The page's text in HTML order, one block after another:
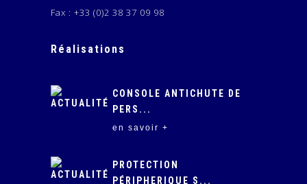
Fax : +33 (0)2 38 37 09 98
Réalisations
CONSOLE ANTICHUTE DE
PERS...
en savoir +
PROTECTION
PÉRIPHERIQUE S...